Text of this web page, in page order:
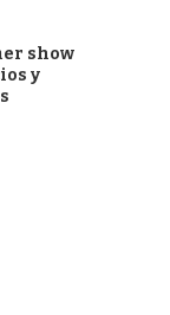
show
y